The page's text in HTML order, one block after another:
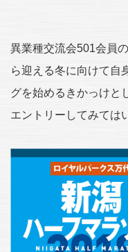
異業種交流会501会員
ら迎える冬に向けて自
グを始めるきかっけと
エントリーしてみては